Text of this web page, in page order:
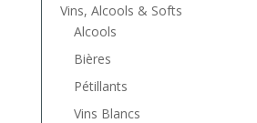
Vins, Alcools & Softs
Alcools
Bières
Pétillants
Vins Blancs